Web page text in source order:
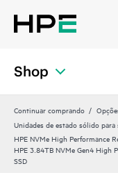
Shop
Continuar comprando
Unidades de estado sólido
HPE NVMe High Performance
HPE 3.84TB NVMe Gen4 High
SSD